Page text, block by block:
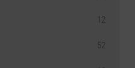
12
52